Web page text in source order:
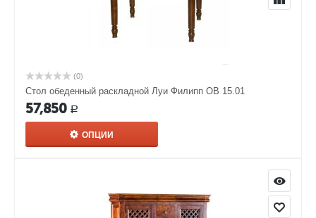
(0)
Стол обеденный раскладной Луи Филипп ОВ 15.01
57,850 Р
ОПЦИИ